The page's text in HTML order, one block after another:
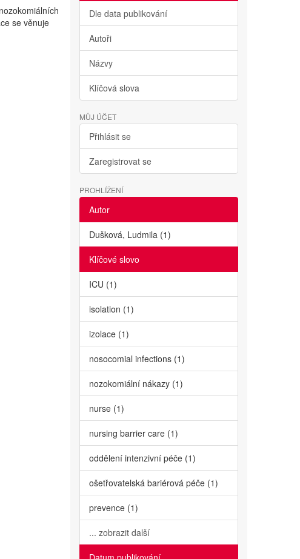
se věnuje
Dle data publikování
Autoři
Názvy
Klíčová slova
MŮJ ÚČET
Přihlásit se
Zaregistrovat se
PROHLÍŽENÍ
Autor
Dušková, Ludmila (1)
Klíčové slovo
ICU (1)
isolation (1)
izolace (1)
nosocomial infections (1)
nozokomiální nákazy (1)
nurse (1)
nursing barrier care (1)
oddělení intenzivní péče (1)
ošetřovatelská bariérová péče (1)
prevence (1)
... zobrazit další